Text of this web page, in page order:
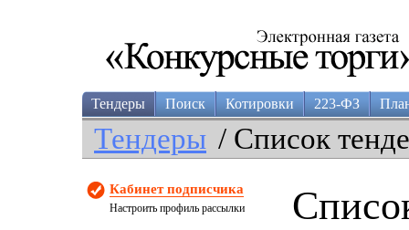
Тендеры Поиск Котировки 223-ФЗ
Тендеры / Список
Кабинет подписчика
Настроить профиль рассылки